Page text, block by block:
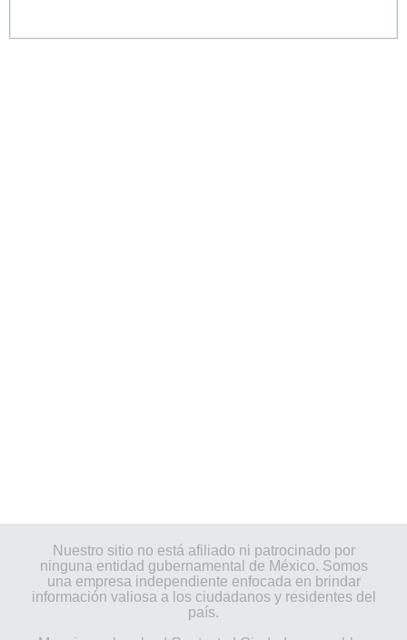
Nuestro sitio no está afiliado ni patrocinado por
ninguna entidad gubernamental de México. Somos
una empresa independiente enfocada en brindar
información valiosa a los ciudadanos y residentes del
país.